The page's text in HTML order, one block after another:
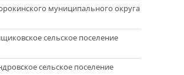
муниципального округа
сельское поселение
сельское поселение